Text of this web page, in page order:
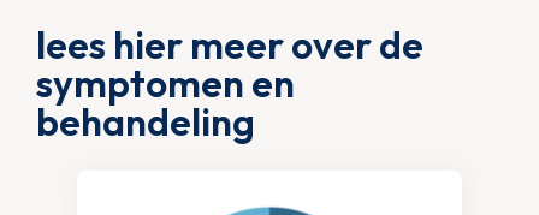
lees hier meer over de
symptomen en
behandeling